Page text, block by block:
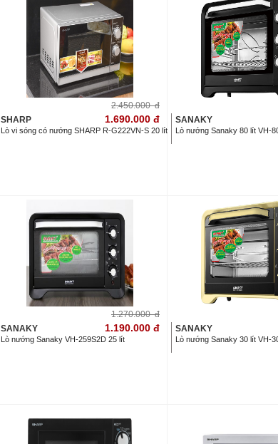
2.450.000 đ
SHARP
1.690.000 đ
Lò vi sóng có nướng SHARP R-G222VN-S 20 lít
SANAKY
Lò nướng Sanaky 80 lít VH-
1.270.000 đ
SANAKY
1.190.000 đ
Lò nướng Sanaky VH-259S2D 25 lít
SANAKY
Lò nướng Sanaky 30 lít VH-